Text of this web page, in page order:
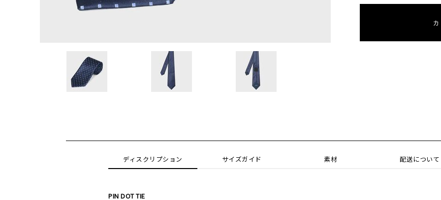
ディスクリプション サイズガイド 素材 配送について
PIN DOT TIE